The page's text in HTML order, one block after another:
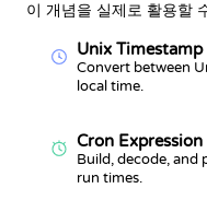
이 개념을 실제로 활용할
Unix
Convert between
local time.
Cron
Build, decode, and
run times.